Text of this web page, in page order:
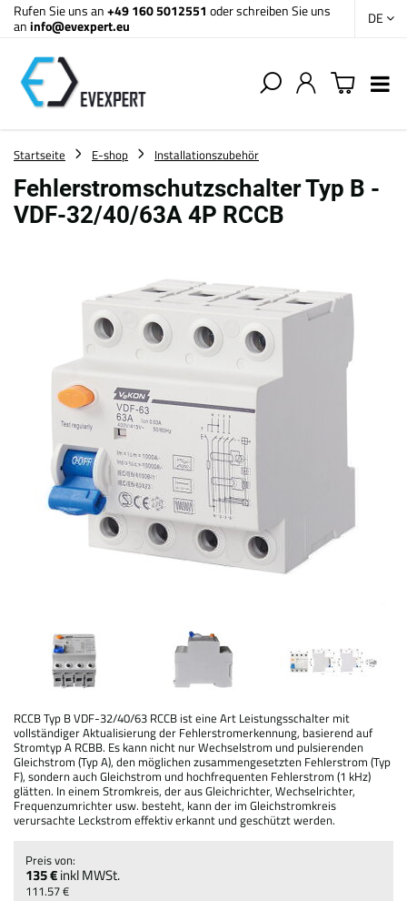
Rufen Sie uns an+49 160 5012551 oder schreiben Sie uns
aninfo@evexpert.eu DE
Startseite E-shop Installationszubehör
Fehlerstromschutzschalter Typ B -
VDF-32/40/63A 4P RCCB
RCCB Typ B VDF-32/40/63 RCCB ist eine Art Leistungsschalter mit
vollständiger Aktualisierung der Fehlerstromerkennung, basierend auf
Stromtyp A RCBB. Es kann nicht nur Wechselstrom und pulsierenden
Gleichstrom (Typ A), den möglichen zusammengesetzten Fehlerstrom (Typ
F), sondern auch Gleichstrom und hochfrequenten Fehlerstrom (1 kHz)
glätten. In einem Stromkreis, der aus Gleichrichter, Wechselrichter,
Frequenzumrichter usw. besteht, kann der im Gleichstromkreis
verursachte Leckstrom effektiv erkannt und geschützt werden.
135 €inkl MWSt.
111.57 €